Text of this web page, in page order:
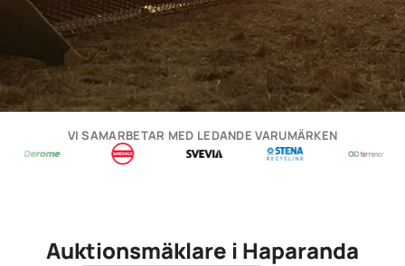
VI SAMARBETAR MED LEDANDE VARUMÄRKEN
Auktionsmäklare i Haparanda